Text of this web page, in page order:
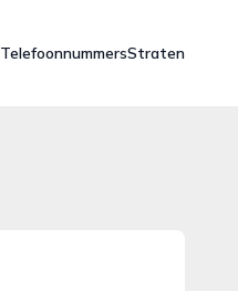
TelefoonnummersStraten